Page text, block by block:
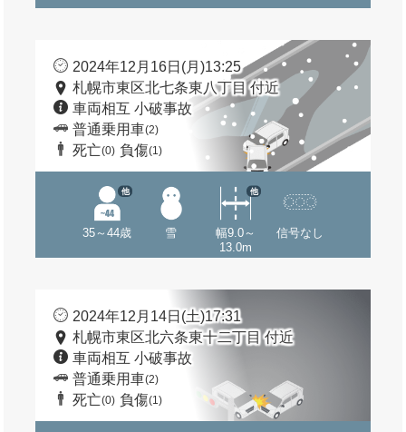
2024年12月16日(月)13:25
札幌市東区北七条東八丁目 付近
車両相互 小破事故
普通乗用車(2)
死亡(0) 負傷(1)
35～44歳
他
雪
幅9.0～
13.0m
他
信号なし
2024年12月14日(土)17:31
札幌市東区北六条東十二丁目 付近
車両相互 小破事故
普通乗用車(2)
死亡(0) 負傷(1)